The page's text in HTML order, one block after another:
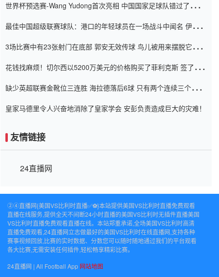
世界杯预选赛-Wang Yudong首次亮相 中国国家足球队错过了世界
最佳中国超级联赛球队：港口的年轻球员在一场战斗中闻名 伊万放
3场比赛中有23张射门在底部 郭安无效传球 鸟儿被用来摆脱它
花钱找麻烦！切尔西以5200万美元的价格购买了菲利克斯 签了7年
缺少英超联赛金靴位三连胜 海拉德落后6球 只有两个连续三个连续
皇家马德里令人兴奋地消除了皇家学会 安彭负责造成巨大的灾难！
友情链接
24直播网
②④直播网{美国VS比利时直播✅⚽️}本站提供美国VS比利时直播免费观看
直播在线服务,提供全天不间断24小时直播的美国VS比利时无插件直播美国
VS比利时直播免费观看直播在线。本站郑重承诺,全场美国VS比利时高清
直播免费观看,24直播网立志做最好的美国VS比利时在线直播网,支持各种
赛事视频回放,比赛的实时数据、分数您可以随时随地通过我们的平台观看
各大比赛,无需安装任何插件,轻松畅享精彩比赛。
24直播网 | All Football App 网站地图